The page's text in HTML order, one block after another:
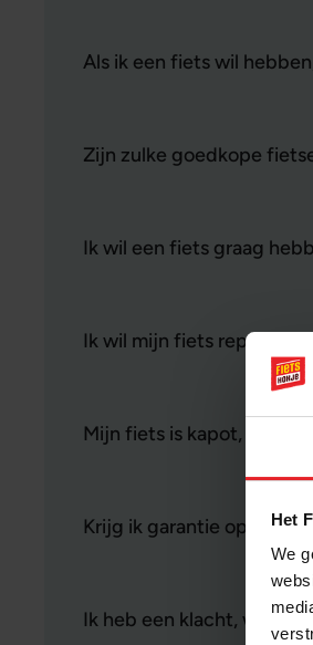
Het
We
Als ik een fiets wil
Zijn zulke goedkope
Ik wil een fiets graag
Ik wil mijn fiets repareren,
Mijn fiets is kapot, wat nu?
Krijg ik garantie op een
Ik heb een klacht, waar